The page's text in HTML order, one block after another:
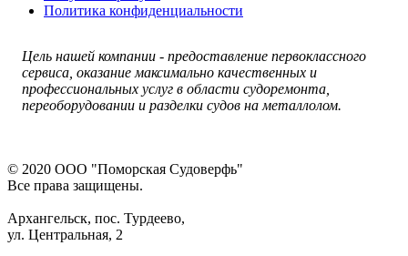
Политика конфиденциальности
Цель нашей компании - предоставление первоклассного
сервиса, оказание максимально качественных и
профессиональных услуг в области судоремонта,
переоборудовании и разделки судов на металлолом.
© 2020 ООО "Поморская Cудоверфь"
Все права защищены.
Архангельск, пос. Турдеево,
ул. Центральная, 2